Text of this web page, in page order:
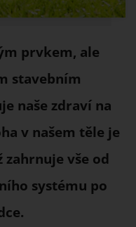
prvkem, ale
stavebním
naše zdraví na
v našem těle je
vše od
systému po